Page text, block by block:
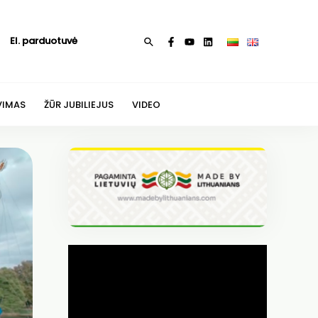
El. parduotuvė Paieška
ŽŪR JUBILIEJUS VIDEO